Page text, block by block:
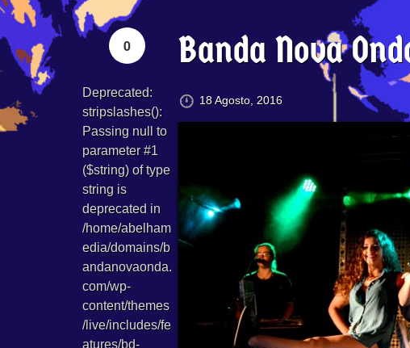
0
Deprecated:
stripslashes():
Passing null to
parameter #1
($string) of type
string is
deprecated in
/home/abelham
edia/domains/b
andanovaonda.
com/wp-
content/themes
/live/includes/fe
atures/bd-
Banda Nova
18 Agosto, 2016